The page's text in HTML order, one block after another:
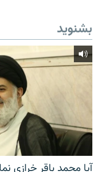
بشنوید
آیا محمد باقر خرازی